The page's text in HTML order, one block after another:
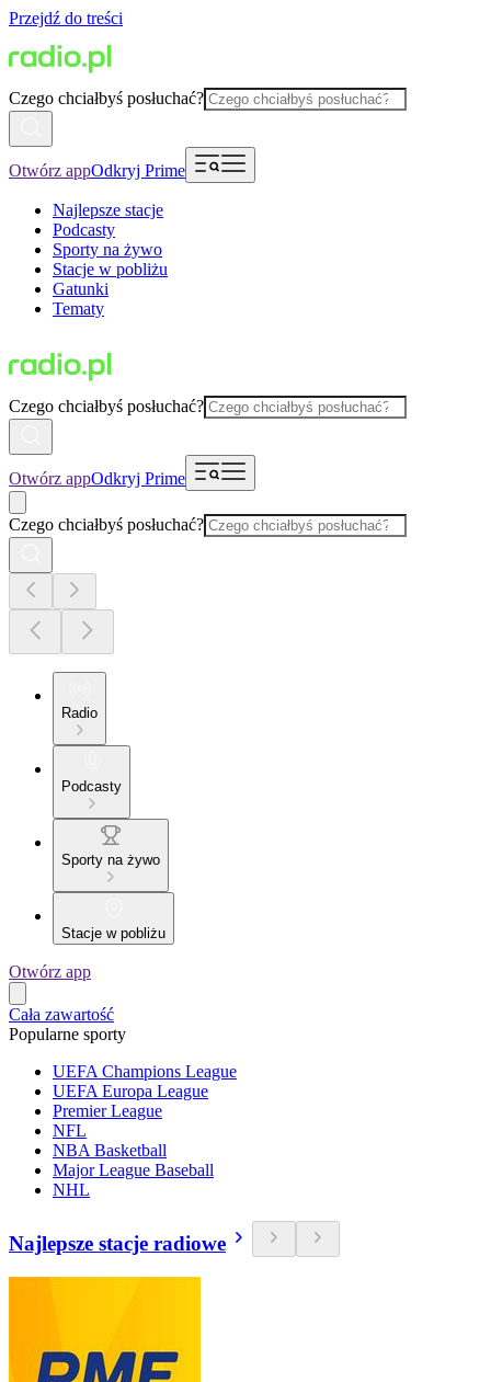
Przejdź do treści
Czego chciałbyś posłuchać?
Otwórz appOdkryj Prime
Najlepsze stacje
Podcasty
Sporty na żywo
Stacje w pobliżu
Gatunki
Tematy
Czego chciałbyś posłuchać?
Otwórz appOdkryj Prime
Czego chciałbyś posłuchać?
Radio
Podcasty
Sporty na żywo
Stacje w pobliżu
Otwórz app
Cała zawartość
Popularne sporty
UEFA Champions League
UEFA Europa League
Premier League
NFL
NBA Basketball
Major League Baseball
NHL
Najlepsze stacje radiowe